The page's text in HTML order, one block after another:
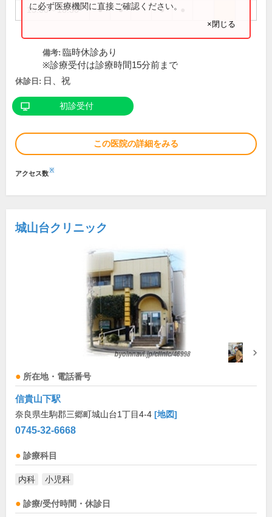
15:00～18:30 ● ● ●
に必ず医療機関に直接ご確認ください。
×閉じる
備考: 臨時休診あり
※診療受付は診療時間15分前まで
休診日: 日、祝
初診受付
この医院の詳細をみる
アクセス数※
城山台クリニック
所在地・電話番号
信貴山下駅
奈良県生駒郡三郷町城山台1丁目4-4 [地図]
0745-32-6668
診療科目
内科 小児科
診療/受付時間・休診日